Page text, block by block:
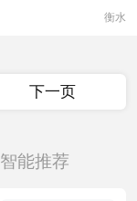
衡水
下一页
智能推荐